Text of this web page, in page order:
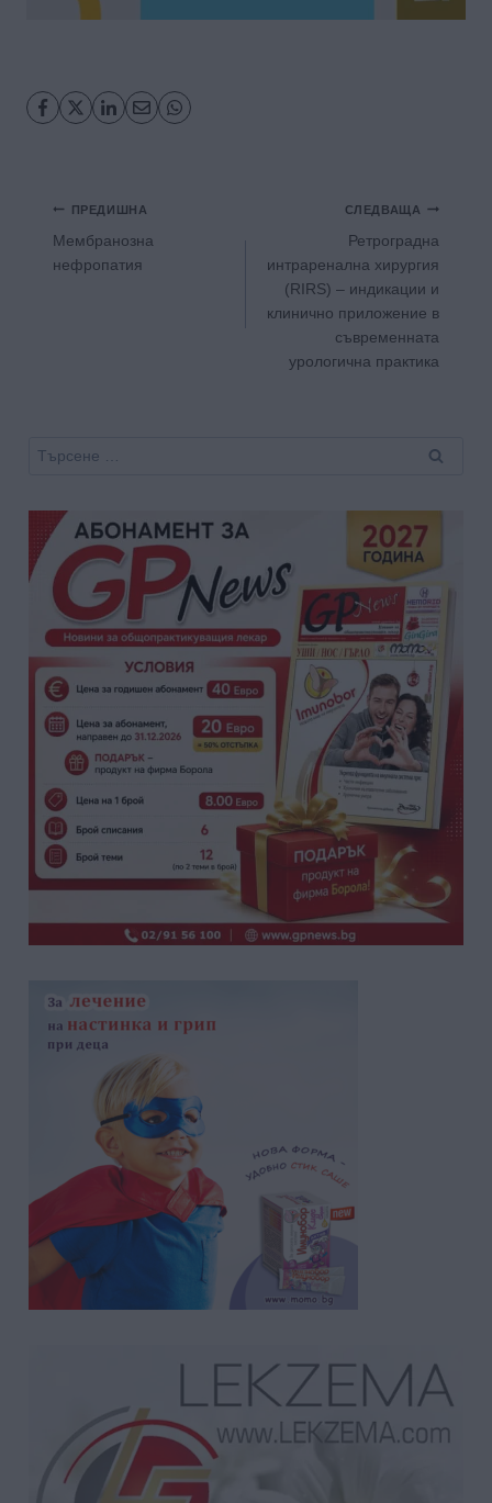
Навигация
ПРЕДИШНА
Мeмбранозна
нефропатия
СЛЕДВАЩА
Ретроградна
интраренална хирургия
(RIRS) – индикации и
клинично приложение в
съвременната
урологична практика
Търсене